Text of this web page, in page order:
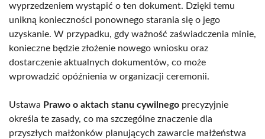
wyprzedzeniem wystąpić o ten dokument. Dzięki temu
unikną konieczności ponownego starania się o jego
uzyskanie. W przypadku, gdy ważność zaświadczenia minie,
konieczne będzie złożenie nowego wniosku oraz
dostarczenie aktualnych dokumentów, co może
wprowadzić opóźnienia w organizacji ceremonii.
Ustawa Prawo o aktach stanu cywilnego precyzyjnie
określa te zasady, co ma szczególne znaczenie dla
przyszłych małżonków planujących zawarcie małżeństwa